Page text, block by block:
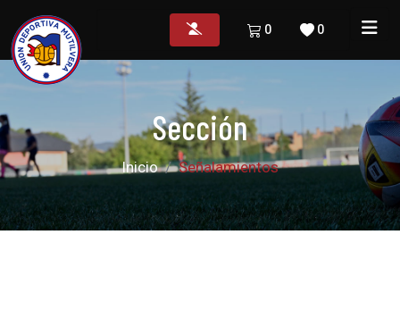
0
0
Sección
Inicio Señalamientos